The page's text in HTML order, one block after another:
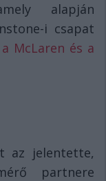
alapján
i csapat
a McLaren és a
az jelentette,
partnere